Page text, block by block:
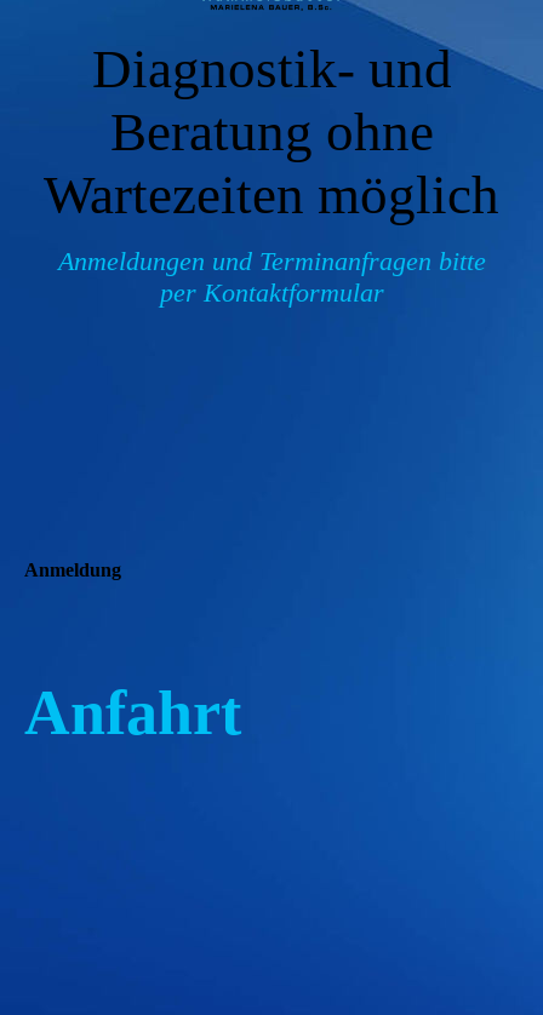
Diagnostik- und
Beratung ohne
Wartezeiten möglich
Anmeldungen und Terminanfragen bitte
per Kontaktformular
Anmeldung
Anfahrt